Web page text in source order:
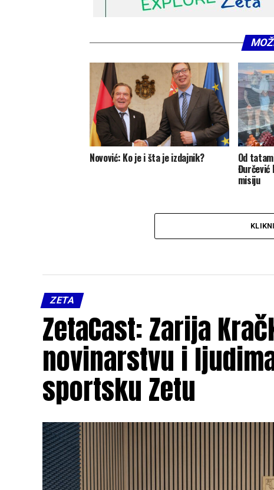
Novović: Ko je i šta je izdajnik? Od
Đurčević
misiju
ZETA
ZetaCast: Zarija
novinarstvu i
sportsku Zetu